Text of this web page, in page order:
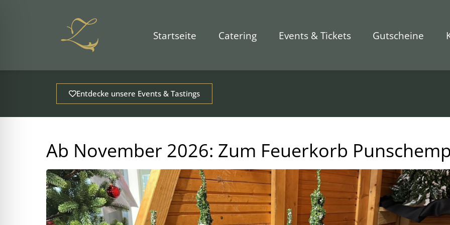
Startseite Catering Events & Tickets Gutscheine
Entdecke unsere Events & Tastings
Ab November 2026: Zum Feuerkorb